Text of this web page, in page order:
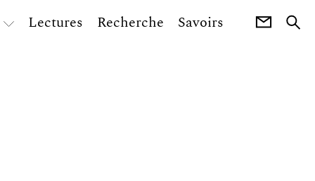
Lectures Recherche Savoirs